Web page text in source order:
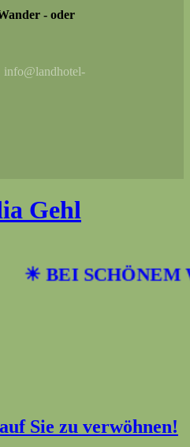
- oder
Gehl
☀ BEI SCHÖNEM
Sie zu verwöhnen!